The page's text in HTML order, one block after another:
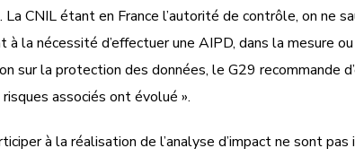
CNIL étant en France l’autorité de contrôle, on ne
à la nécessité d’effectuer une AIPD, dans la mesure
la protection des données, le G29 recommande
associés ont évolué ».
à la réalisation de l’analyse d’impact ne sont